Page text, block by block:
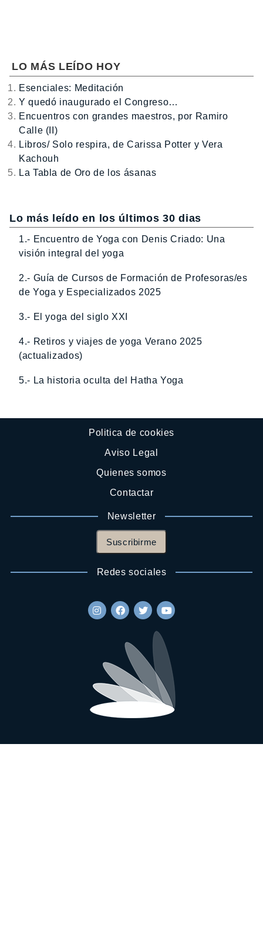
LO MÁS LEÍDO HOY
Esenciales: Meditación
Y quedó inaugurado el Congreso…
Encuentros con grandes maestros, por Ramiro
Calle (II)
Libros/ Solo respira, de Carissa Potter y Vera
Kachouh
La Tabla de Oro de los ásanas
Lo más leído en los últimos 30 dias
1.- Encuentro de Yoga con Denis Criado: Una
visión integral del yoga
2.- Guía de Cursos de Formación de Profesoras/es
de Yoga y Especializados 2025
3.- El yoga del siglo XXI
4.- Retiros y viajes de yoga Verano 2025
(actualizados)
5.- La historia oculta del Hatha Yoga
Politica de cookies
Aviso Legal
Quienes somos
Contactar
Newsletter
Suscribirme
Redes sociales